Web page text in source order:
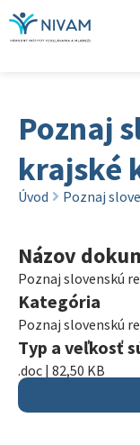
Poznaj
krajské
Úvod Poznaj
Názov
Poznaj slovenskú
Kategória
Poznaj slovenskú
Typ a veľkosť
.doc | 82,50 KB